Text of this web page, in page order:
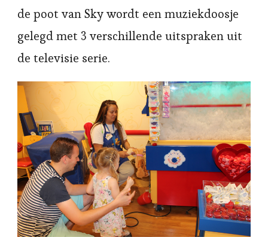
de poot van Sky wordt een muziekdoosje
gelegd met 3 verschillende uitspraken uit
de televisie serie.